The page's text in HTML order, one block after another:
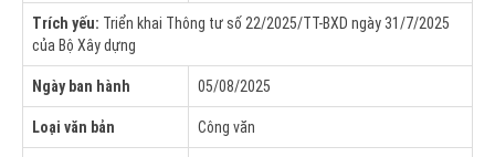
Trích yếu: Triển khai Thông tư số 22/2025/TT-BXD ngày 31/7/2025
của Bộ Xây dựng
Ngày ban hành 05/08/2025
Loại văn bản Công văn